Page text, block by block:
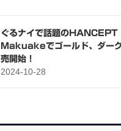
ぐるナイで話題のHANCEPT
Makuakeでゴールド、ダー
売開始！
2024-10-28